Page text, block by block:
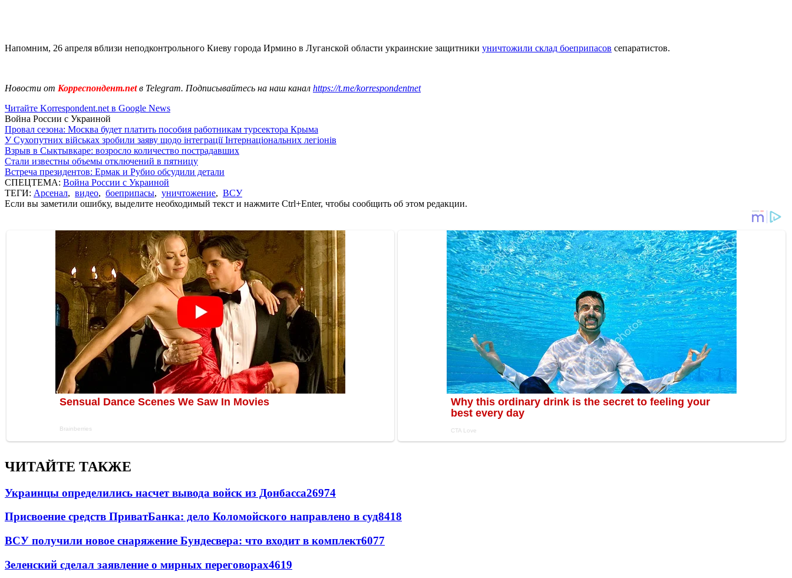
Напомним, 26 апреля вблизи неподконтрольного Киеву города Ирмино в Луганской области украинские защитники уничтожили склад боеприпасов сепаратистов.
Новости от Корреспондент.netв Telegram. Подписывайтесь на наш канал https://t.me/korrespondentnet
Читайте Korrespondent.net в Google News
Война России с Украиной
Провал сезона: Москва будет платить пособия работникам турсектора Крыма
У Сухопутних військах зробили заяву щодо інтеграції Інтернаціональних легіонів
Взрыв в Сыктывкаре: возросло количество пострадавших
Стали известны объемы отключений в пятницу
Встреча президентов: Ермак и Рубио обсудили детали
СПЕЦТЕМА: Война России с Украиной
ТЕГИ: Арсенал, видео, боеприпасы, уничтожение, ВСУ
Если вы заметили ошибку, выделите необходимый текст и нажмите Ctrl+Enter, чтобы сообщить об этом редакции.
ЧИТАЙТЕ ТАКЖЕ
Украинцы определились насчет вывода войск из Донбасса26974
Присвоение средств ПриватБанка: дело Коломойского направлено в суд8418
ВСУ получили новое снаряжение Бундесвера: что входит в комплект6077
Зеленский сделал заявление о мирных переговорах4619